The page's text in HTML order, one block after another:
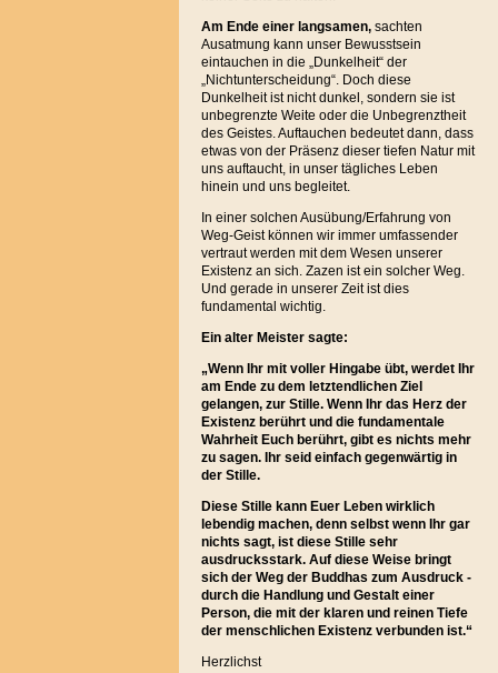
Am Ende einer langsamen,sachten
Ausatmung kann unser Bewusstsein
eintauchen in die „Dunkelheit“ der
„Nichtunterscheidung“. Doch diese
Dunkelheit ist nicht dunkel, sondern sie ist
unbegrenzte Weite oder die Unbegrenztheit
des Geistes. Auftauchen bedeutet dann, dass
etwas von der Präsenz dieser tiefen Natur mit
uns auftaucht, in unser tägliches Leben
hinein und uns begleitet.
In einer solchen Ausübung/Erfahrung von
Weg-Geist können wir immer umfassender
vertraut werden mit dem Wesen unserer
Existenz an sich. Zazen ist ein solcher Weg.
Und gerade in unserer Zeit ist dies
fundamental wichtig.
Ein alter Meister sagte:
„Wenn Ihr mit voller Hingabe übt, werdet Ihr
am Ende zu dem letztendlichen Ziel
gelangen, zur Stille. Wenn Ihr das Herz der
Existenz berührt und die fundamentale
Wahrheit Euch berührt, gibt es nichts mehr
zu sagen. Ihr seid einfach gegenwärtig in
der Stille.
Diese Stille kann Euer Leben wirklich
lebendig machen, denn selbst wenn Ihr gar
nichts sagt, ist diese Stille sehr
ausdrucksstark. Auf diese Weise bringt
sich der Weg der Buddhas zum Ausdruck -
durch die Handlung und Gestalt einer
Person, die mit der klaren und reinen Tiefe
der menschlichen Existenz verbunden ist.“
Herzlichst